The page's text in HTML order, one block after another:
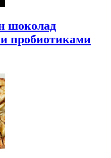
шоколад
пробиотиками